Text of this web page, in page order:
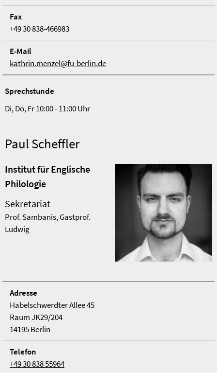
Fax
+49 30 838-466983
E-Mail
kathrin.menzel@fu-berlin.de
Sprechstunde
Di, Do, Fr 10:00 - 11:00 Uhr
Paul Scheffler
Institut für Englische
Philologie
Sekretariat
Prof. Sambanis, Gastprof.
Ludwig
Adresse
Habelschwerdter Allee 45
Raum JK29/204
14195 Berlin
Telefon
+49 30 838 55964